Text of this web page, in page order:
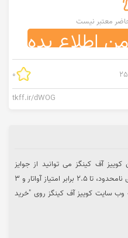
معتبر نیست
اطلاع بده
0
tkff.ir/dWOG
آف کینگز می ‌توانید از جوایز
مختلفی نظیر تا 120 سکه، یک ساعت بازی نامحدود، تا 2.5 برابر امتیاز آواتار و 3
وب سایت کوییز آف کینگز روی "خرید